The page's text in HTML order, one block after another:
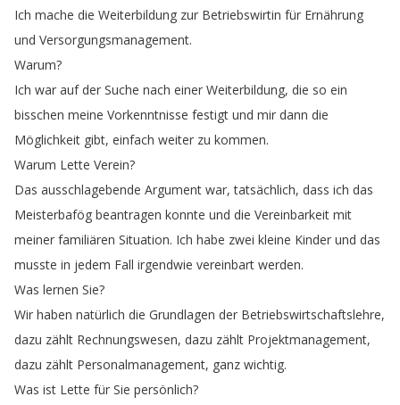
Ich mache die Weiterbildung zur Betriebswirtin für Ernährung
und Versorgungsmanagement.
Warum?
Ich war auf der Suche nach einer Weiterbildung, die so ein
bisschen meine Vorkenntnisse festigt und mir dann die
Möglichkeit gibt, einfach weiter zu kommen.
Warum Lette Verein?
Das ausschlagebende Argument war,tatsächlich, dass ich das
Meisterbafög beantragen konnte und die Vereinbarkeit mit
meiner familiären Situation. Ich habe zwei kleine Kinder und das
musste in jedem Fall irgendwie vereinbart werden.
Was lernen Sie?
Wir haben natürlich die Grundlagen der Betriebswirtschaftslehre,
dazu zählt Rechnungswesen, dazu zählt Projektmanagement,
dazu zählt Personalmanagement, ganz wichtig.
Was ist Lette für Sie persönlich?